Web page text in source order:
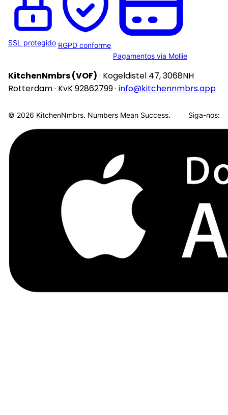
SSL protegido RGPD conforme
Pagamentos via Mollie
KitchenNmbrs (VOF) · Kogeldistel 47, 3068NH
Rotterdam · KvK 92862799 · info@kitchennmbrs.app
© 2026 KitchenNmbrs. Numbers Mean Success. Siga-nos: